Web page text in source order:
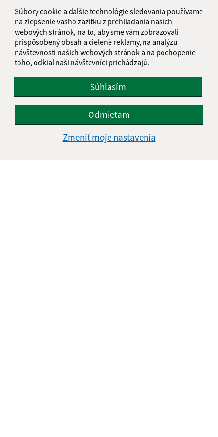
Súbory cookie a ďalšie technológie sledovania používame
na zlepšenie vášho zážitku z prehliadania našich
webových stránok, na to, aby sme vám zobrazovali
prispôsobený obsah a cielené reklamy, na analýzu
návštevnosti našich webových stránok a na pochopenie
toho, odkiaľ naši návštevníci prichádzajú.
Súhlasím
Odmietam
Zmeniť moje nastavenia